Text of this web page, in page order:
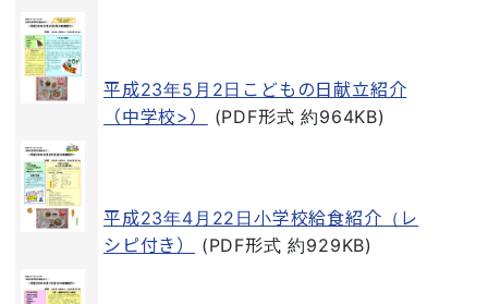
平成23年5月2日こどもの日献立紹介
（中学校>）
(PDF形式 約964KB)
平成23年4月22日小学校給食紹介（レ
シピ付き）
(PDF形式 約929KB)